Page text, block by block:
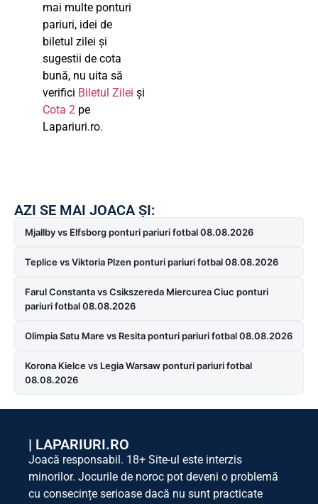
mai multe ponturi
pariuri, idei de
biletul zilei și
sugestii de cota
bună, nu uita să
verifici Biletul Zilei și
Cota 2 pe
Lapariuri.ro.
AZI SE MAI JOACA ȘI:
Mjallby vs Elfsborg ponturi pariuri fotbal 08.08.2026
Teplice vs Viktoria Plzen ponturi pariuri fotbal 08.08.2026
Farul Constanta vs Csikszereda Miercurea Ciuc ponturi
pariuri fotbal 08.08.2026
Olimpia Satu Mare vs Resita ponturi pariuri fotbal 08.08.2026
Korona Kielce vs Legia Warsaw ponturi pariuri fotbal
08.08.2026
| LAPARIURI.RO
Joacă responsabil. 18+ Site-ul este interzis
minorilor. Jocurile de noroc pot deveni o problemă
cu consecințe serioase dacă nu sunt practicate